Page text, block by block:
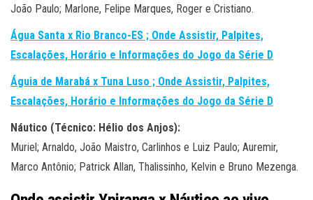
João Paulo; Marlone, Felipe Marques, Roger e Cristiano.
Água Santa x Rio Branco-ES ; Onde Assistir, Palpites,
Escalações, Horário e Informações do Jogo da Série D
Águia de Marabá x Tuna Luso ; Onde Assistir, Palpites,
Escalações, Horário e Informações do Jogo da Série D
Náutico (Técnico: Hélio dos Anjos):
Muriel; Arnaldo, João Maistro, Carlinhos e Luiz Paulo; Auremir,
Marco Antônio; Patrick Allan, Thalissinho, Kelvin e Bruno Mezenga.